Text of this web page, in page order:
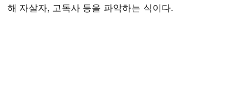
해 자살자, 고독사 등을 파악하는 식이다.